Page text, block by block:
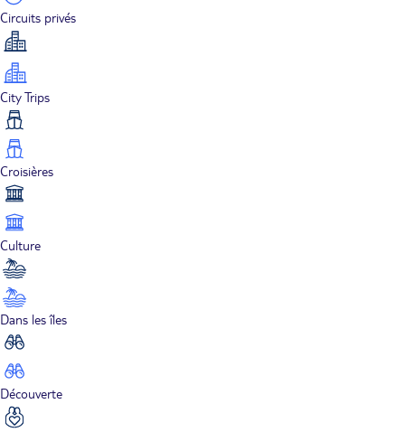
Circuits privés
City Trips
Croisières
Culture
Dans les îles
Découverte